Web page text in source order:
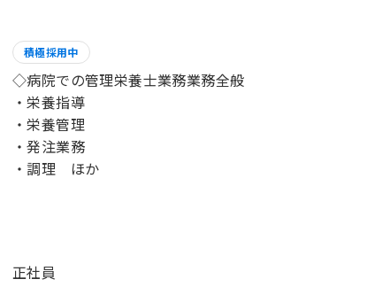
積極採用中
◇病院での管理栄養士業務業務全般
・栄養指導
・栄養管理
・発注業務
・調理 ほか
正社員